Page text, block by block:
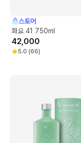
스토어
화요 41 750ml
42,000
5.0 (66)